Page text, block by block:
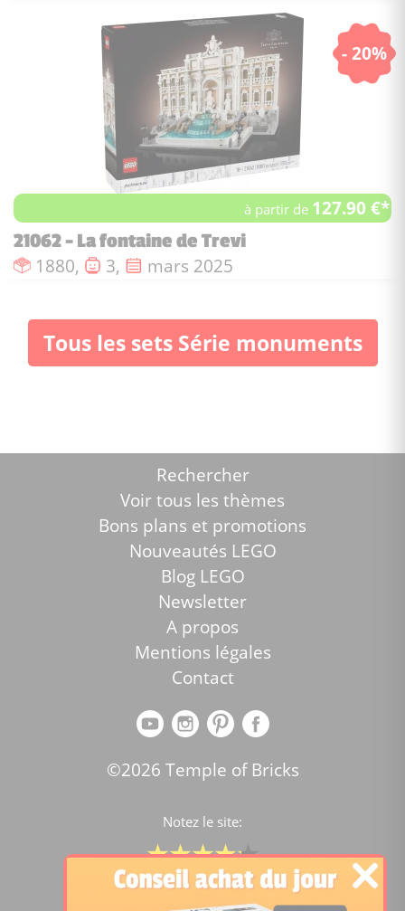
- 20%
à partir de 127.90 €*
21062 - La fontaine de Trevi
Nombre de pièces :
1880, Nombre de figurines :
3, Date de sortie :
mars 2025
Tous les sets Série monuments
Rechercher
Voir tous les thèmes
Bons plans et promotions
Nouveautés LEGO
Blog LEGO
Newsletter
A propos
Mentions légales
Contact
©2026 Temple of Bricks
Notez le site:
Comparateur de prix Lego